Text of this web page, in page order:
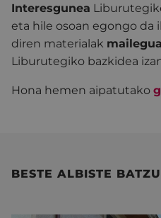
Interesgunea
eta hile osoan egongo da
diren materialak
Liburutegiko bazkidea
Hona hemen aipatutako
BESTE ALBISTE